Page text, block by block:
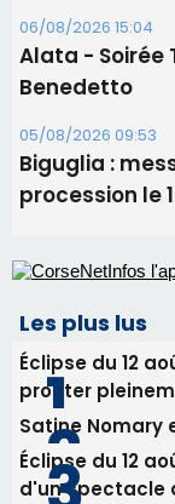
Les plus lus
Éclipse du 12
profiter
Satine Nomary
d'un spectacle
En Corse, un
consommation
Newsletter